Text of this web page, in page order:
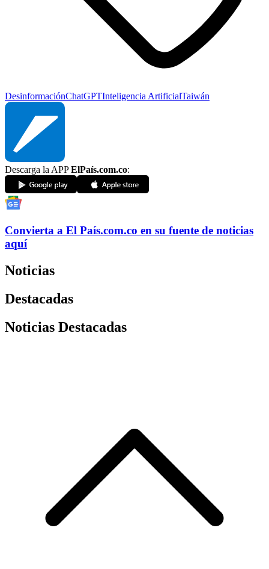
DesinformaciónChatGPTInteligencia ArtificialTaiwán
Descarga la APPElPaís.com.co:
Convierta a El País.com.co en su fuente de noticias
aquí
Noticias
Destacadas
Noticias Destacadas